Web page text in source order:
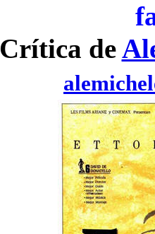
Crítica de